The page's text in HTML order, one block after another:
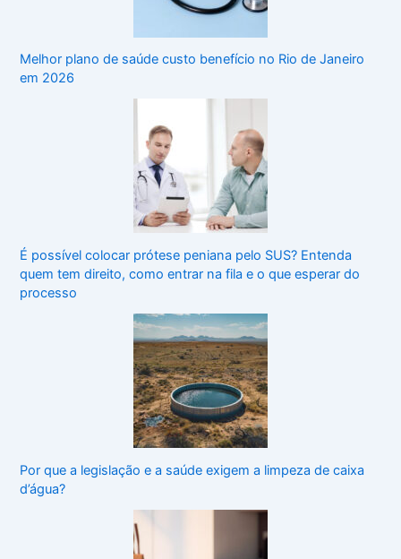
Melhor plano de saúde custo benefício no Rio de Janeiro
em 2026
É possível colocar prótese peniana pelo SUS? Entenda
quem tem direito, como entrar na fila e o que esperar do
processo
Por que a legislação e a saúde exigem a limpeza de caixa
d’água?